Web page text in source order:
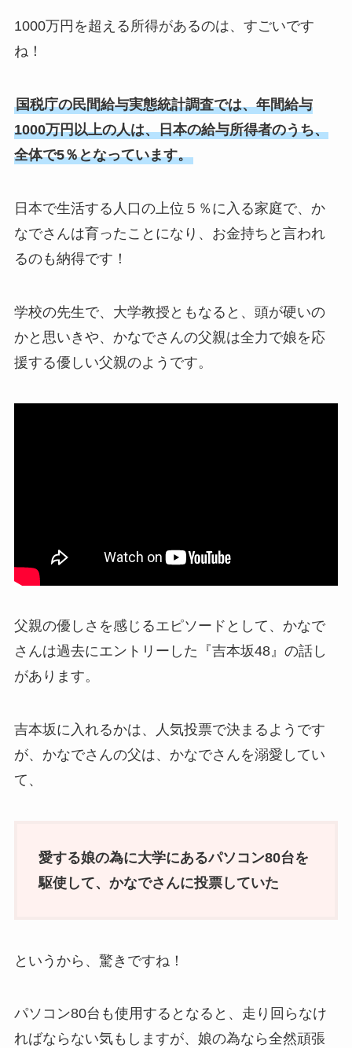
1000万円を超える所得があるのは、すごいです
ね！
国税庁の民間給与実態統計調査では、年間給与
1000万円以上の人は、日本の給与所得者のうち、
全体で5％となっています。
日本で生活する人口の上位５％に入る家庭で、か
なでさんは育ったことになり、お金持ちと言われ
るのも納得です！
学校の先生で、大学教授ともなると、頭が硬いの
かと思いきや、かなでさんの父親は全力で娘を応
援する優しい父親のようです。
父親の優しさを感じるエピソードとして、かなで
さんは過去にエントリーした『吉本坂48』の話し
があります。
吉本坂に入れるかは、人気投票で決まるようです
が、かなでさんの父は、かなでさんを溺愛してい
て、
愛する娘の為に大学にあるパソコン80台を
駆使して、かなでさんに投票していた
というから、驚きですね！
パソコン80台も使用するとなると、走り回らなけ
ればならない気もしますが、娘の為なら全然頑張